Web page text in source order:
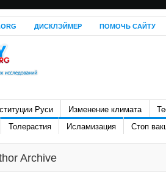
ДИСКЛЭЙМЕР ПОМОЧЬ САЙТУ
Руси Изменение климата
Толерастия Исламизация Стоп
Archive